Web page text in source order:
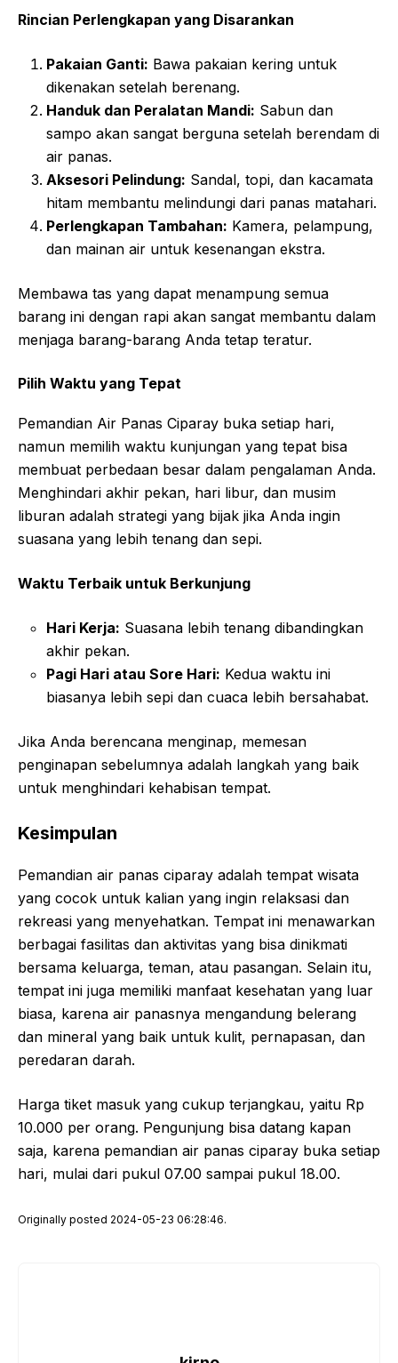
Rincian Perlengkapan yang Disarankan
Pakaian Ganti: Bawa pakaian kering untuk
dikenakan setelah berenang.
Handuk dan Peralatan Mandi: Sabun dan
sampo akan sangat berguna setelah berendam di
air panas.
Aksesori Pelindung: Sandal, topi, dan kacamata
hitam membantu melindungi dari panas matahari.
Perlengkapan Tambahan: Kamera, pelampung,
dan mainan air untuk kesenangan ekstra.
Membawa tas yang dapat menampung semua
barang ini dengan rapi akan sangat membantu dalam
menjaga barang-barang Anda tetap teratur.
Pilih Waktu yang Tepat
Pemandian Air Panas Ciparay buka setiap hari,
namun memilih waktu kunjungan yang tepat bisa
membuat perbedaan besar dalam pengalaman Anda.
Menghindari akhir pekan, hari libur, dan musim
liburan adalah strategi yang bijak jika Anda ingin
suasana yang lebih tenang dan sepi.
Waktu Terbaik untuk Berkunjung
Hari Kerja: Suasana lebih tenang dibandingkan
akhir pekan.
Pagi Hari atau Sore Hari: Kedua waktu ini
biasanya lebih sepi dan cuaca lebih bersahabat.
Jika Anda berencana menginap, memesan
penginapan sebelumnya adalah langkah yang baik
untuk menghindari kehabisan tempat.
Kesimpulan
Pemandian air panas ciparay adalah tempat wisata
yang cocok untuk kalian yang ingin relaksasi dan
rekreasi yang menyehatkan. Tempat ini menawarkan
berbagai fasilitas dan aktivitas yang bisa dinikmati
bersama keluarga, teman, atau pasangan. Selain itu,
tempat ini juga memiliki manfaat kesehatan yang luar
biasa, karena air panasnya mengandung belerang
dan mineral yang baik untuk kulit, pernapasan, dan
peredaran darah.
Harga tiket masuk yang cukup terjangkau, yaitu Rp
10.000 per orang. Pengunjung bisa datang kapan
saja, karena pemandian air panas ciparay buka setiap
hari, mulai dari pukul 07.00 sampai pukul 18.00.
Originally posted 2024-05-23 06:28:46.